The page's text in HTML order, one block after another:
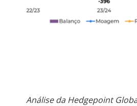
Análise da Hedgepoint